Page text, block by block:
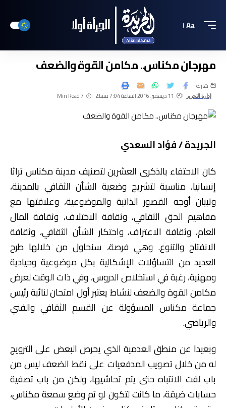
Aa
مهرجان مكناس.. مكامن القوة والضعف
إدارة التحرير 11 ديسمبر، 2016 الساعة 7:04 مساءً 7 Min Read
شارك
الجريدة / فؤاد السعدي
كان الاحتفاء بالذكرى العشرين لتصنيف مدينة مكناس تراثا
إنسانيا، مناسبة لتشريح وضعية الشأن الثقافي بالمدينة،
وتبيان أوجه القصور الذاتية والموضوعية، وعلاقتها مع
مفاهيم الحق الثقافي، وثقافة الاختلاف، وثقافة المال
العام، وثقافة الاعتراف، واحتكار الشأن الثقافي، وثقافة
الانفتاح والتنوع. وهي فرصة، سنحاول من خلالها طرح
العديد من التساؤلات الإشكالية بكل موضوعية وحيادية
ومهنية، رغبة في استخلاص الدروس، وفي ذات الوقت لعرض
مكامن القوة والضعف لنشاط يعتبر أول امتحان لنائبة رئيس
جماعة مكناس المسؤولة عن القسم الثقافي والفني
والرياضي.
وبعيدا عن منطق العدمية الذي يحرص البعض على الترويج
له من خلال تصويب المدفعيات على نقط الضعف ليس من
باب لفت الانتباه حتى يتم تحاشيها، ولكن من باب تصفية
حسابات ضيقة، ما كانت لتكون لو تم وضع سمعة مكناس،